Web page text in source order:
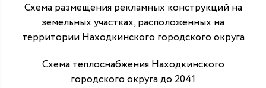
Схема размещения рекламных конструкций на
земельных участках, расположенных на
территории Находкинского городского округа
Схема теплоснабжения Находкинского
городского округа до 2041